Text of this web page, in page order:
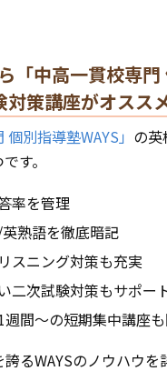
「中高一貫校専
対策講座がオスス
個別指導塾WAYS」 の
す。
率を管理
熟語を徹底暗記
スニング対策も充実
二次試験対策もサポー
間〜の短期集中講座
誇るWAYSのノウハウ